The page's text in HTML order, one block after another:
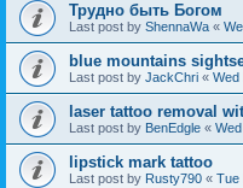
Трудно быть Богом
Last post by ShennaWa «
blue mountains
Last post by JackChri « Wed
laser tattoo removal
Last post by BenEdgle «
lipstick mark tattoo
Last post by Rusty790 « Tue